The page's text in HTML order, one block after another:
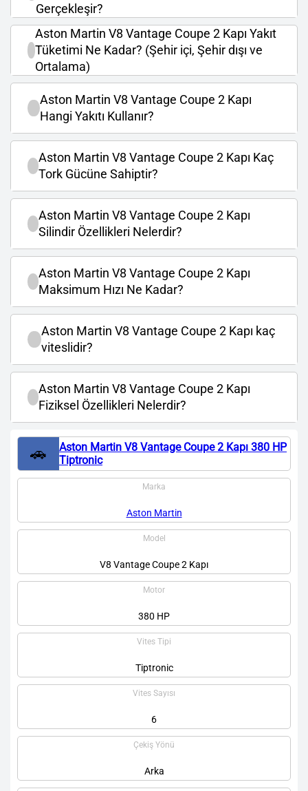
Gerçekleşir?
Aston Martin V8 Vantage Coupe 2 Kapı Yakıt
Tüketimi Ne Kadar? (Şehir içi, Şehir dışı ve
Ortalama)
Aston Martin V8 Vantage Coupe 2 Kapı
Hangi Yakıtı Kullanır?
Aston Martin V8 Vantage Coupe 2 Kapı Kaç
Tork Gücüne Sahiptir?
Aston Martin V8 Vantage Coupe 2 Kapı
Silindir Özellikleri Nelerdir?
Aston Martin V8 Vantage Coupe 2 Kapı
Maksimum Hızı Ne Kadar?
Aston Martin V8 Vantage Coupe 2 Kapı kaç
viteslidir?
Aston Martin V8 Vantage Coupe 2 Kapı
Fiziksel Özellikleri Nelerdir?
🚗
Aston Martin V8 Vantage Coupe 2 Kapı 380 HP
Tiptronic
Marka
Aston Martin
Model
V8 Vantage Coupe 2 Kapı
Motor
380 HP
Vites Tipi
Tiptronic
Vites Sayısı
6
Çekiş Yönü
Arka